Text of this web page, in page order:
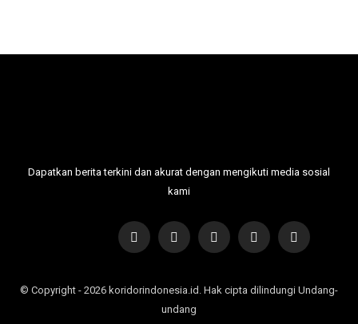
Dapatkan berita terkini dan akurat dengan mengikuti media sosial
kami
© Copyright - 2026 koridorindonesia.id. Hak cipta dilindungi Undang-
undang